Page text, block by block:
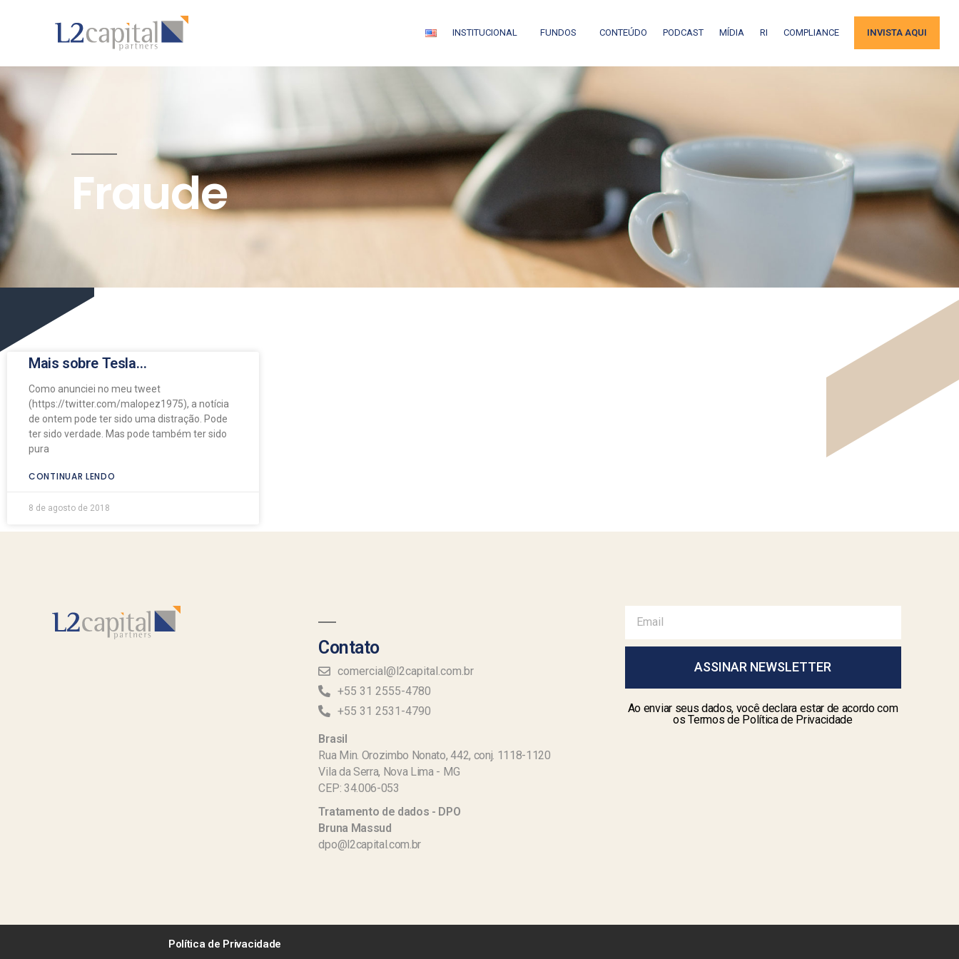
INSTITUCIONAL FUNDOS CONTEÚDO PODCAST MÍDIA RI COMPLIANCE INVISTA AQUI
Fraude
Mais sobre Tesla…
Como anunciei no meu tweet
(https://twitter.com/malopez1975), a notícia
de ontem pode ter sido uma distração. Pode
ter sido verdade. Mas pode também ter sido
pura
CONTINUAR LENDO
8 de agosto de 2018
Contato
comercial@l2capital.com.br
+55 31 2555-4780
+55 31 2531-4790
Brasil
Rua Min. Orozimbo Nonato, 442, conj. 1118-1120
Vila da Serra, Nova Lima - MG
CEP: 34.006-053
Tratamento de dados - DPO
Bruna Massud
dpo@l2capital.com.br
ASSINAR NEWSLETTER
Ao enviar seus dados, você declara estar de acordo com
os Termos de Política de Privacidade
Política de Privacidade